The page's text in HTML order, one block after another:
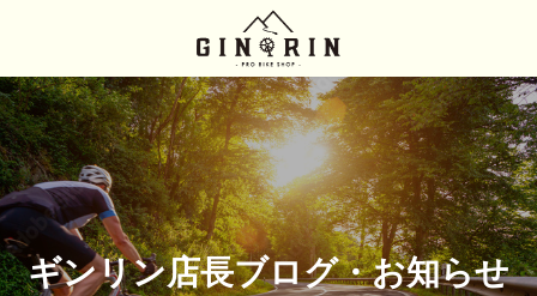
ン
ツ
へ
ス
キ
ッ
プ
ー
シ
ョ
ン
に
移
動
ギンリン店長ブログ・お知らせ